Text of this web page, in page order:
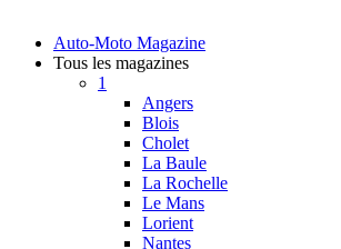
Auto-Moto Magazine
Tous les magazines
1
Angers
Blois
Cholet
La Baule
La Rochelle
Le Mans
Lorient
Nantes